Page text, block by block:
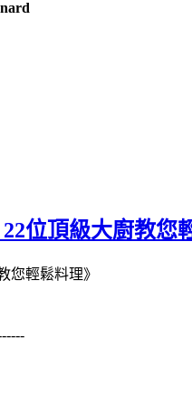
位頂級大廚教您
您輕鬆料理》